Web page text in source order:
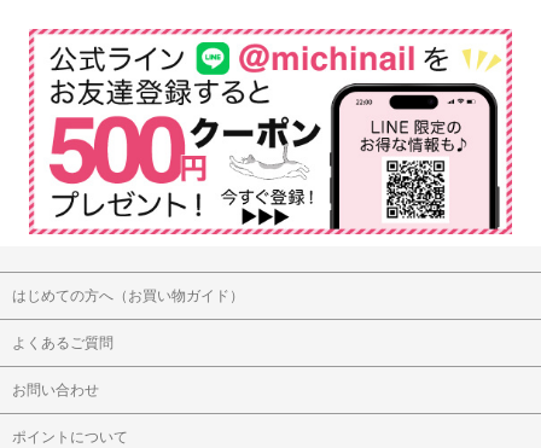
はじめての方へ（お買い物ガイド）
よくあるご質問
お問い合わせ
ポイントについて